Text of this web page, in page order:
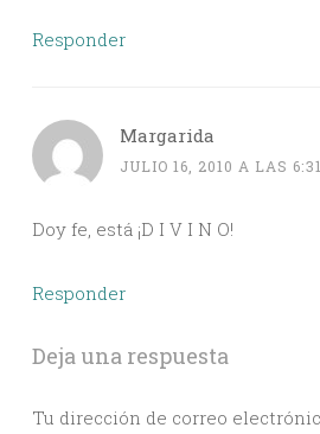
Responder
Margarida
JULIO 16, 2010 A LAS
Doy fe, está ¡D I V I N O!
Responder
Deja una respuesta
Tu dirección de correo